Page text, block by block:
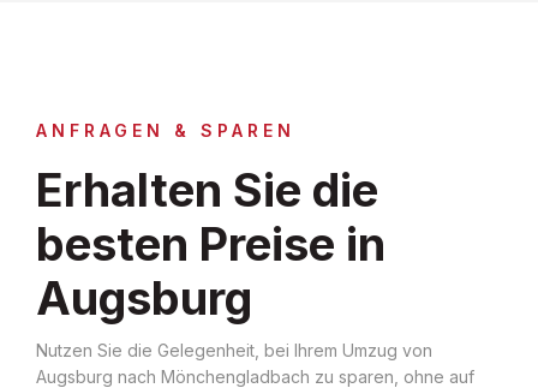
ANFRAGEN & SPAREN
Erhalten Sie die
besten Preise in
Augsburg
Nutzen Sie die Gelegenheit, bei Ihrem Umzug von
Augsburg nach Mönchengladbach zu sparen, ohne auf